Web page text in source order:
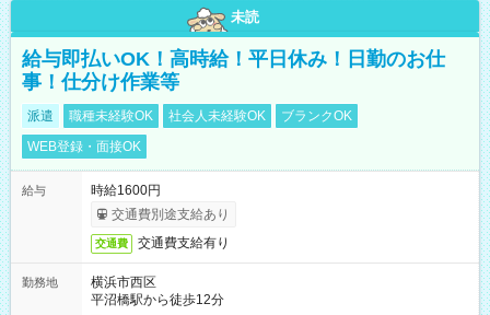
未読
給与即払いOK！高時給！平日休み！日勤のお仕
事！仕分け作業等
派遣 職種未経験OK 社会人未経験OK
ブランクOK
WEB登録・面接OK
給与
時給1600円
交通費別途支給あり
交通費 交通費支給有り
勤務地
横浜市西区
平沼橋駅から徒歩12分